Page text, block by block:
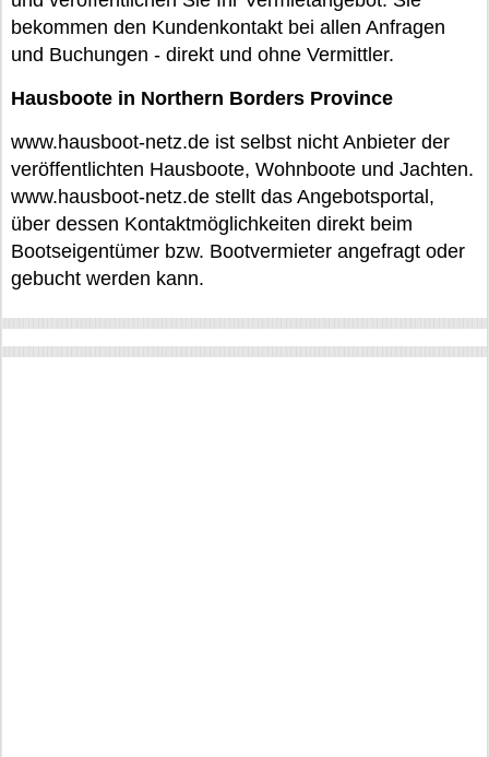
bekommen den Kundenkontakt bei allen Anfragen
und Buchungen - direkt und ohne Vermittler.
Hausboote in Northern Borders Province
www.hausboot-netz.de ist selbst nicht Anbieter der
veröffentlichten Hausboote, Wohnboote und Jachten.
www.hausboot-netz.de stellt das Angebotsportal,
über dessen Kontaktmöglichkeiten direkt beim
Bootseigentümer bzw. Bootvermieter angefragt oder
gebucht werden kann.